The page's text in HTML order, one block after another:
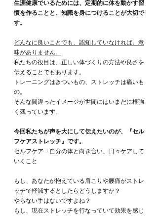
生涯健康でいるためには、定期的に体を動かす習
慣を作ることと、知識を身につけることが大切で
す。
どんなに良いことでも、認知していなければ、意
味がありません。
私たちの役目は、正しい体づくりの方法や良さを
伝えることでもあります。
トレーニングはきついもの、ストレッチは痛いも
の。
そんな間違ったイメージが世間にはいまだに根強
く残っています。
今回私たちが声を大にして伝えたいのが、『セル
フケアストレッチ』です。
セルフケア＝自分の体と向き合い、日々ケアして
いくこと
もし、あなたが抱えている肩こりや腰痛がストレ
ッチで軽減するとしたらどうしますか？
やらない手はないですよね？
もし、現在ストレッチを行なっていて効果を感じ